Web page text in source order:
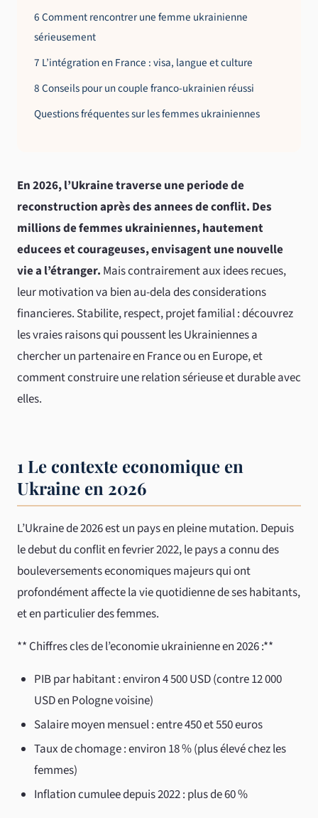
6 Comment rencontrer une femme ukrainienne
sérieusement
7 L’intégration en France : visa, langue et culture
8 Conseils pour un couple franco-ukrainien réussi
Questions fréquentes sur les femmes ukrainiennes
En 2026, l’Ukraine traverse une periode de
reconstruction après des annees de conflit. Des
millions de femmes ukrainiennes, hautement
educees et courageuses, envisagent une nouvelle
vie a l’étranger. Mais contrairement aux idees recues,
leur motivation va bien au-dela des considerations
financieres. Stabilite, respect, projet familial : découvrez
les vraies raisons qui poussent les Ukrainiennes a
chercher un partenaire en France ou en Europe, et
comment construire une relation sérieuse et durable avec
elles.
1 Le contexte economique en
Ukraine en 2026
L’Ukraine de 2026 est un pays en pleine mutation. Depuis
le debut du conflit en fevrier 2022, le pays a connu des
bouleversements economiques majeurs qui ont
profondément affecte la vie quotidienne de ses habitants,
et en particulier des femmes.
** Chiffres cles de l’economie ukrainienne en 2026 :**
PIB par habitant : environ 4 500 USD (contre 12 000
USD en Pologne voisine)
Salaire moyen mensuel : entre 450 et 550 euros
Taux de chomage : environ 18 % (plus élevé chez les
femmes)
Inflation cumulee depuis 2022 : plus de 60 %